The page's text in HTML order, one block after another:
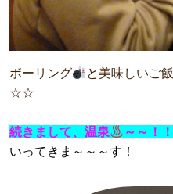
ボーリング と美味しいご飯
☆☆
続きまして、温泉
～～！！
いってきま～～～す！